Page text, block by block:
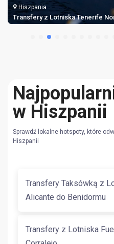
Hiszpania
Transfery z Lotniska Tenerife
w Hiszpanii
Sprawdź lokalne hotspoty, które
Hiszpanii
Transfery Taksówką z
Alicante do Benidormu
Transfery z Lotniska